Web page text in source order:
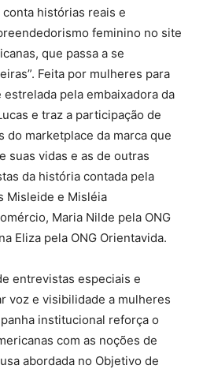
conta histórias reais e
feminino no site
que passa a se
Feita por mulheres para
estrelada pela embaixadora da
e traz a participação de
marketplace da marca que
suas vidas e as de outras
da história contada pela
Misleide e Misléia
Maria Nilde pela ONG
Eliza pela ONG Orientavida.
entrevistas especiais e
voz e visibilidade a mulheres
institucional reforça o
com as noções de
abordada no Objetivo de